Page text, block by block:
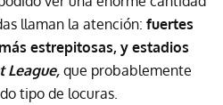
llaman la atención: fuertes
estrepitosas, y estadios
League,que probablemente
tipo de locuras.